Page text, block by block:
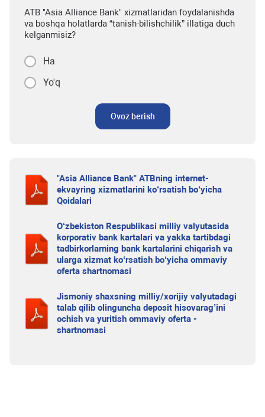
ATB "Asia Alliance Bank" xizmatlaridan foydalanishda
va boshqa holatlarda “tanish-bilishchilik” illatiga duch
kelganmisiz?
Ha
Yo'q
Ovoz berish
"Asia Alliance Bank" ATBning internet-
ekvayring xizmatlarini ko‘rsatish bo‘yicha
Qoidalari
O‘zbekiston Respublikasi milliy valyutasida
korporativ bank kartalari va yakka tartibdagi
tadbirkorlarning bank kartalarini chiqarish va
ularga xizmat ko‘rsatish bo‘yicha ommaviy
oferta shartnomasi
Jismoniy shaxsning milliy/xorijiy valyutadagi
talab qilib olinguncha deposit hisovarag’ini
ochish va yuritish ommaviy oferta -
shartnomasi